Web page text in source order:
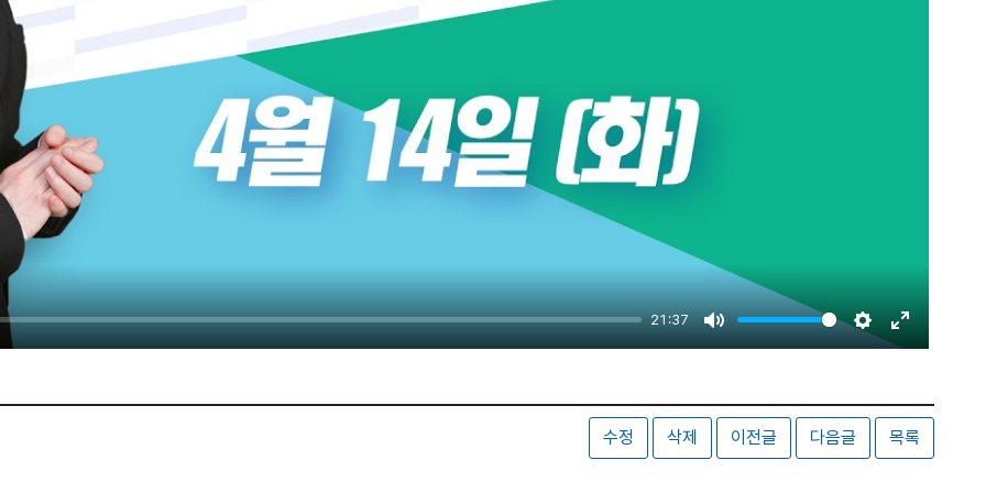
21:37
Mute Settings
Enter
수정 삭제 이전글 다음글 목록